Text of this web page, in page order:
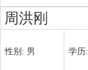
周洪刚
性别: 男 学历: